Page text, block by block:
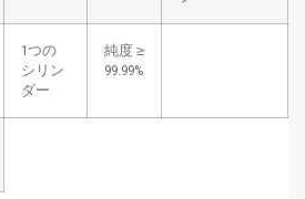
1つの
シリン
ダー
純度 ≥
99.99%